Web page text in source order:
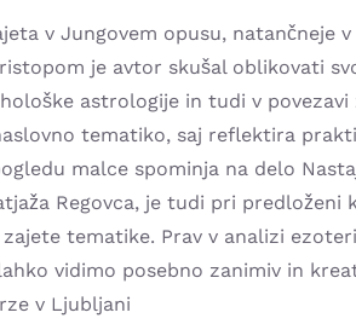
v Jungovem opusu, natančneje
je avtor skušal oblikovati
astrologije in tudi v
tematiko, saj reflektira
malce spominja na delo
Regovca, je tudi pri predloženi
tematike. Prav v analizi
vidimo posebno zanimiv in
v Ljubljani